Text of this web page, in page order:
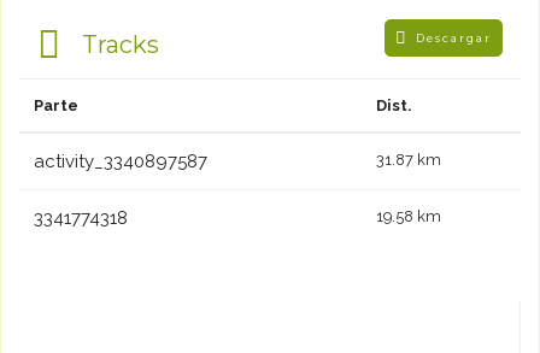
Tracks Descargar
Parte Dist.
activity_3340897587 31.87 km
3341774318 19.58 km